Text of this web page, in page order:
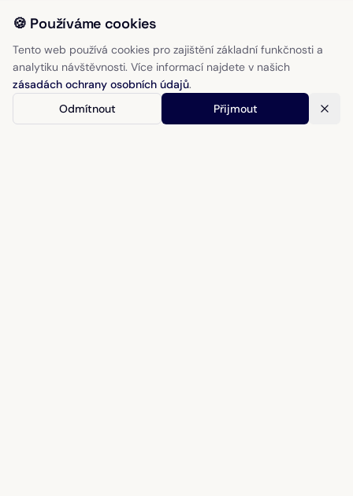
🍪 Používáme cookies
Tento web používá cookies pro zajištění základní funkčnosti a
analytiku návštěvnosti. Více informací najdete v našich
zásadách ochrany osobních údajů.
Odmítnout
Přijmout